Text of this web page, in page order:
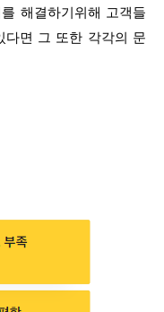
해결하기위해 고객들
다면 그 또한 각각의 문